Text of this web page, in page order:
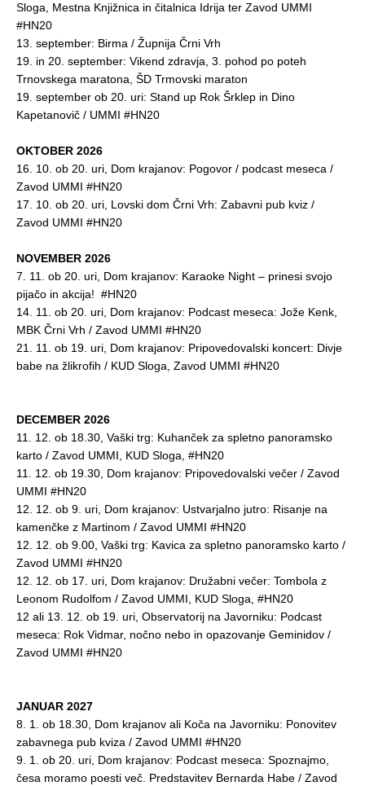
Sloga, Mestna Knjižnica in čitalnica Idrija ter Zavod UMMI
#HN20
13. september: Birma / Župnija Črni Vrh
19. in 20. september: Vikend zdravja, 3. pohod po poteh
Trnovskega maratona, ŠD Trmovski maraton
19. september ob 20. uri: Stand up Rok Šrklep in Dino
Kapetanovič / UMMI #HN20
OKTOBER 2026
16. 10. ob 20. uri, Dom krajanov: Pogovor / podcast meseca /
Zavod UMMI #HN20
17. 10. ob 20. uri, Lovski dom Črni Vrh: Zabavni pub kviz /
Zavod UMMI #HN20
NOVEMBER 2026
7. 11. ob 20. uri, Dom krajanov: Karaoke Night – prinesi svojo
pijačo in akcija! #HN20
14. 11. ob 20. uri, Dom krajanov: Podcast meseca: Jože Kenk,
MBK Črni Vrh / Zavod UMMI #HN20
21. 11. ob 19. uri, Dom krajanov: Pripovedovalski koncert: Divje
babe na žlikrofih / KUD Sloga, Zavod UMMI #HN20
DECEMBER 2026
11. 12. ob 18.30, Vaški trg: Kuhanček za spletno panoramsko
karto / Zavod UMMI, KUD Sloga, #HN20
11. 12. ob 19.30, Dom krajanov: Pripovedovalski večer / Zavod
UMMI #HN20
12. 12. ob 9. uri, Dom krajanov: Ustvarjalno jutro: Risanje na
kamenčke z Martinom / Zavod UMMI #HN20
12. 12. ob 9.00, Vaški trg: Kavica za spletno panoramsko karto /
Zavod UMMI #HN20
12. 12. ob 17. uri, Dom krajanov: Družabni večer: Tombola z
Leonom Rudolfom / Zavod UMMI, KUD Sloga, #HN20
12 ali 13. 12. ob 19. uri, Observatorij na Javorniku: Podcast
meseca: Rok Vidmar, nočno nebo in opazovanje Geminidov /
Zavod UMMI #HN20
JANUAR 2027
8. 1. ob 18.30, Dom krajanov ali Koča na Javorniku: Ponovitev
zabavnega pub kviza / Zavod UMMI #HN20
9. 1. ob 20. uri, Dom krajanov: Podcast meseca: Spoznajmo,
česa moramo poesti več. Predstavitev Bernarda Habe / Zavod